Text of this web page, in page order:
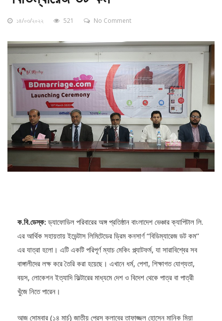
‘বিডিম্যারেজ ডট কম’
ক.বি.ডেস্ক:ড্যাফোডিল পরিবারের অঙ্গ প্রতিষ্ঠান বাংলাদেশ ভেঞ্চার ক্যাপিটাল লি.
এর আর্থিক সহায়তায় ইভেন্টাস লিমিটেডের ড্রিম কনসার্ণ ‘‘বিডিম্যারেজ ডট কম’’
এর যাত্রা হলো। এটি একটি পরিপূর্ণ ম্যাচ মেকিং প্ল্যাটফর্ম, যা সারাবিশ্বের সব
বাঙ্গালীদের লক্ষ করে তৈরি করা হয়েছে। এখানে ধর্ম, পেশা, শিক্ষাগত যোগ্যতা,
বয়স, লোকেশন ইত্যাদি ফিল্টারের মাধ্যমে দেশ ও বিদেশ থেকে পাত্র বা পাত্রী